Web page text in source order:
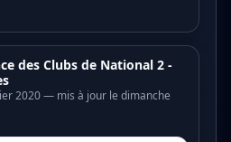
des Clubs de National 2 -
2020 — mis à jour le dimanche